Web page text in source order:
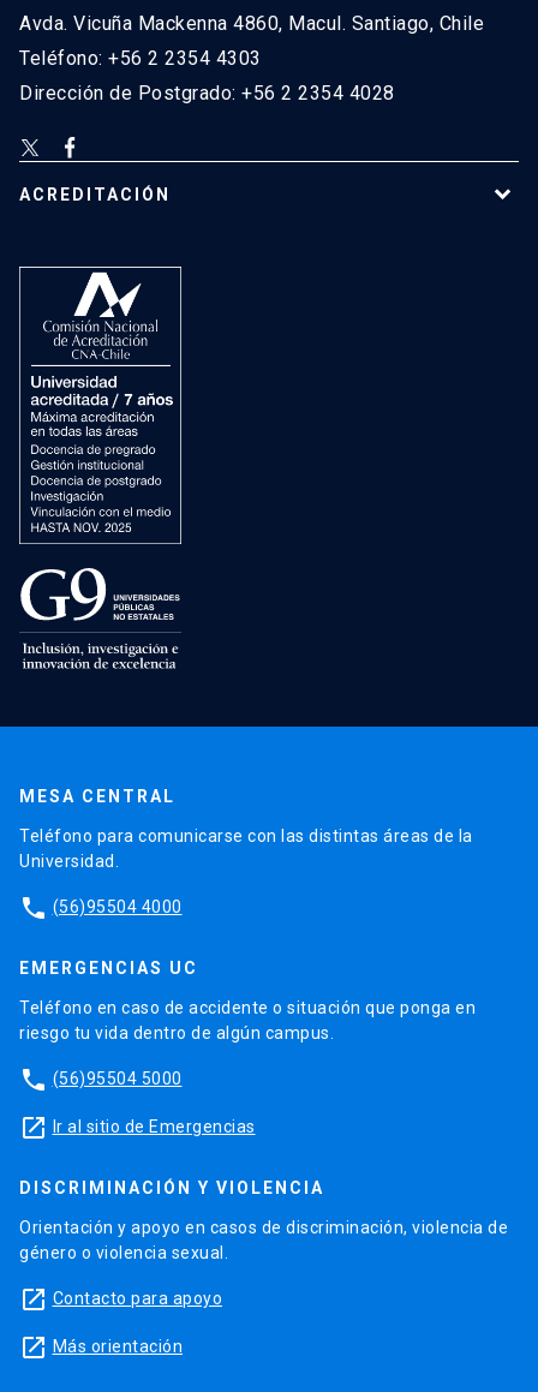
Avda. Vicuña Mackenna 4860, Macul. Santiago, Chile
Teléfono: +56 2 2354 4303
Dirección de Postgrado: +56 2 2354 4028
ACREDITACIÓN
MESA CENTRAL
Teléfono para comunicarse con las distintas áreas de la
Universidad.
phone (56)95504 4000
EMERGENCIAS UC
Teléfono en caso de accidente o situación que ponga en
riesgo tu vida dentro de algún campus.
phone (56)95504 5000
launch Ir al sitio de Emergencias
DISCRIMINACIÓN Y VIOLENCIA
Orientación y apoyo en casos de discriminación, violencia de
género o violencia sexual.
launch Contacto para apoyo
launch Más orientación